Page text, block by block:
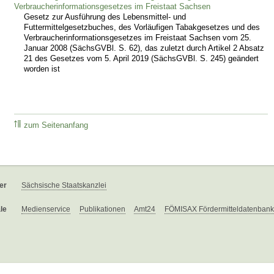
Verbraucherinformationsgesetzes im Freistaat Sachsen
Gesetz zur Ausführung des Lebensmittel- und
Futtermittelgesetzbuches, des Vorläufigen Tabakgesetzes und des
Verbraucherinformationsgesetzes im Freistaat Sachsen vom 25.
Januar 2008 (SächsGVBl. S. 62), das zuletzt durch Artikel 2 Absatz
21 des Gesetzes vom 5. April 2019 (SächsGVBl. S. 245) geändert
worden ist
zum Seitenanfang
Sächsische Staatskanzlei
Medienservice Publikationen Amt24 FÖMISAX Fördermitteldatenbank